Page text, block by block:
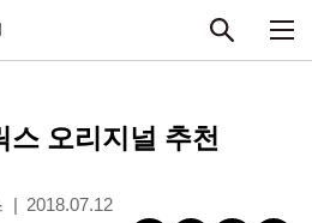
오리지널 추천
2018.07.12